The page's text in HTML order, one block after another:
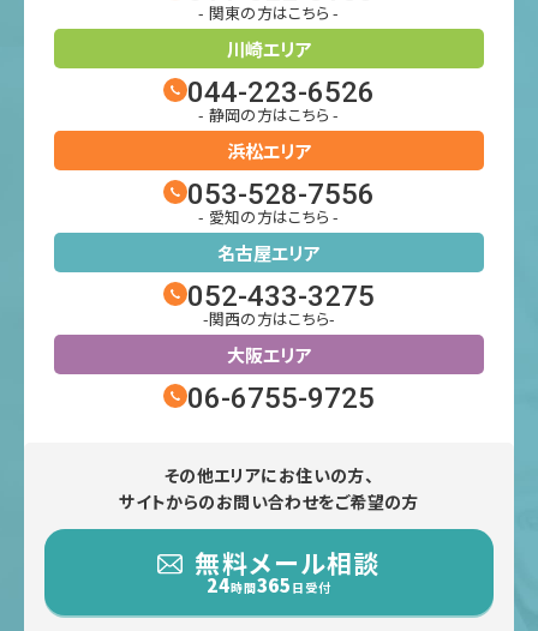
- 関東の方はこちら -
川崎エリア
044-223-6526
- 静岡の方はこちら -
浜松エリア
053-528-7556
- 愛知の方はこちら -
名古屋エリア
052-433-3275
-関西の方はこちら-
大阪エリア
06-6755-9725
その他エリアにお住いの方、
サイトからのお問い合わせをご希望の方
無料メール相談
24時間365 日受付